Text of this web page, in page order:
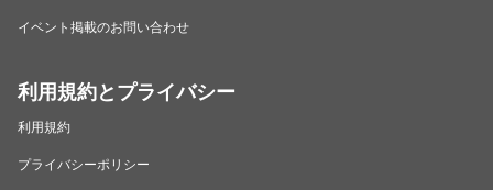
イベント掲載のお問い合わせ
利用規約とプライバシー
利用規約
プライバシーポリシー